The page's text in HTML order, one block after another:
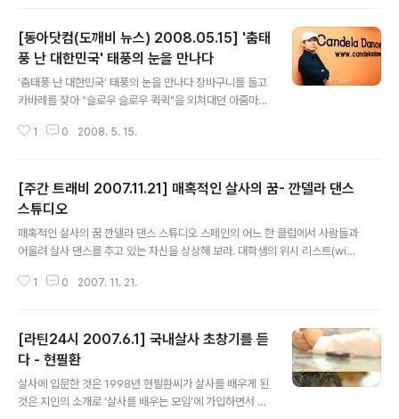
[동아닷컴(도깨비 뉴스) 2008.05.15] '춤태
풍 난 대한민국' 태풍의 눈을 만나다
‘춤태풍 난 대한민국’ 태풍의 눈을 만나다 장바구니를 들고
카바레를 찾아 "슬로우 슬로우 퀵퀵"을 외쳐대던 아줌마들
을 일으키고 있다. - [화보] 정열적인 라틴 댄스의 세계로…
C 이혁재의 라틴댄스 공연 등이 이런 춤바람 붐을 가중시
키기도 했다. 여세를 몰아 최근에는 직장인들이 퇴근 후 댄
스 교습소를 찾고 있기도 하다. 가슴 속에 감춰뒀던 자신의
'끼'를 발산하는 동시에 춤을 통해 새로운 자신을 발견하기
도 한다. 이런 풍조로 인해 춤은 더 이상 색안경을 끼고 보
는 대상이 아니다. ▲무한도전 댄스스포츠편. 도깨비뉴스
1 0 2008. 5. 15.
[주간 트래비 2007.11.21] 매혹적인 살사의 꿈- 깐델라 댄스
스튜디오
매혹적인 살사의 꿈 깐델라 댄스 스튜디오 스페인의 어느 한 클럽에서 사람들과
어울려 살사 댄스를 추고 있는 자신을 상상해 보라. 대학생의 위시 리스트(wish
지에서 만난 사람들과의 교감에 있다. 정열적인 살사 댄스로 아름다운 몸매뿐
이들에게 저렴한 수강료와 친절한 강의로 인기를 얻고 있는 곳이다. 살사 댄스
강좌는 입문, 초급, 초중급, 중급 등의 세밀한 커리큘럼으로 구성된 것이 특징.
다이어트와 탄력 있는 몸매를 가꾸기 원하는 여성들에게는 아라비안나이트의
섹시한..
1 0 2007. 11. 21.
[라틴24시 2007.6.1] 국내살사 초창기를 듣
다 - 현필환
살사에 입문한 것은 1998년 현필환씨가 살사를 배우게 된
것은 지인의 소개로 ‘살사를 배우는 모임’에 가입하면서 부